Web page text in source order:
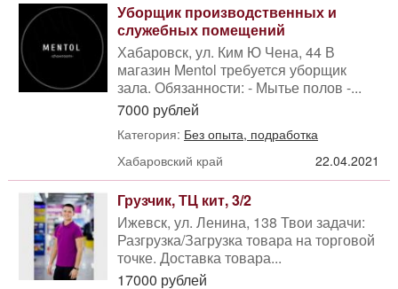
Уборщик производственных и
служебных помещений
Хабаровск, ул. Ким Ю Чена, 44 В
магазин Mentol требуется уборщик
зала. Обязанности: - Мытье полов -...
7000 рублей
Категория: Без опыта, подработка
Хабаровский край
22.04.2021
Грузчик, ТЦ кит, 3/2
Ижевск, ул. Ленина, 138 Твои задачи:
Разгрузка/Загрузка товара на торговой
точке. Доставка товара...
17000 рублей